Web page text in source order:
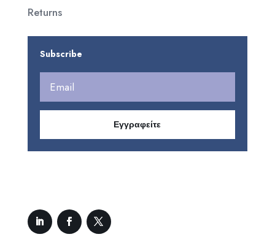
Returns
Subscribe
Εγγραφείτε